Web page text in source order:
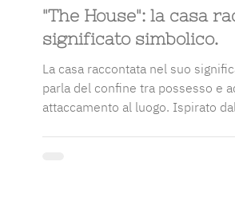
"The House": la casa
significato simbolico.
La casa raccontata nel suo
parla del confine tra possesso e
attaccamento al luogo. Ispirato